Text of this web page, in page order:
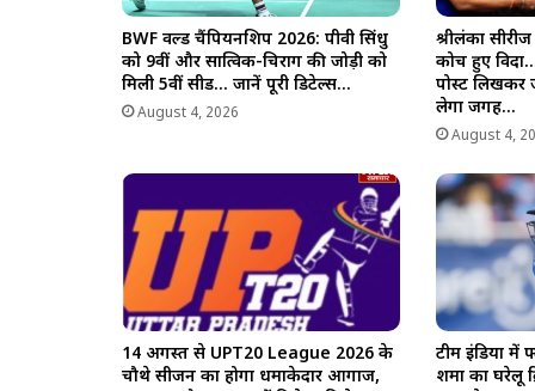
BWF वर्ल्ड चैंपियनशिप 2026: पीवी सिंधु
को 9वीं और सात्विक-चिराग की जोड़ी को
मिली 5वीं सीड… जानें पूरी डिटेल्स…
August 4, 2026
श्रीलंका
कोच हुए
पोस्ट लिखकर
लेगा जगह…
August 4,
14 अगस्त से UPT20 League 2026 के
चौथे सीजन का होगा धमाकेदार आगाज,
टीम इंडिया
शर्मा का घरेलू